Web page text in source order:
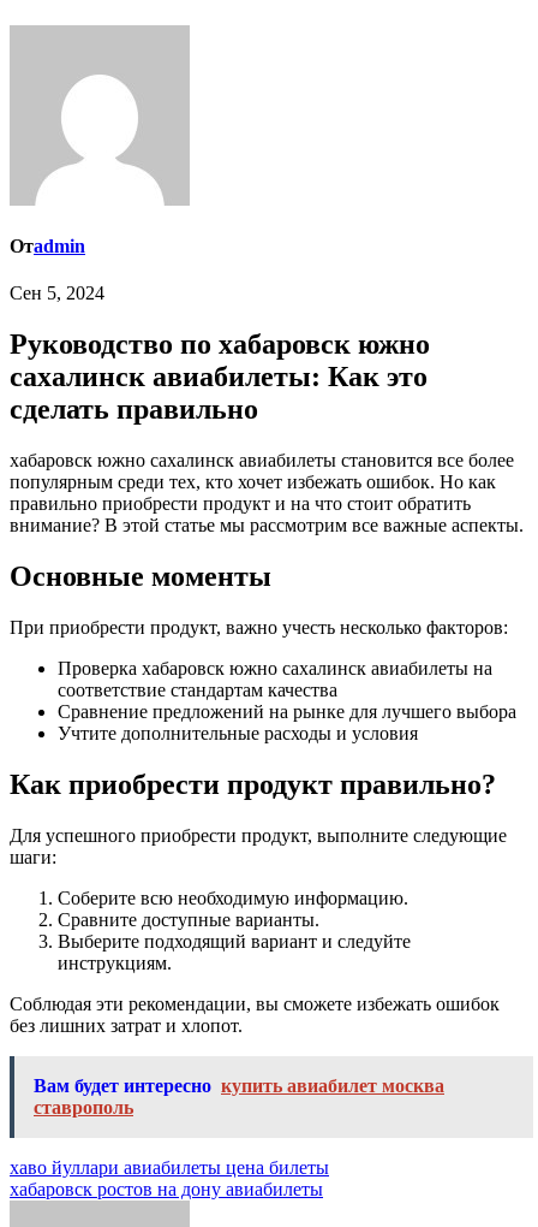
Отadmin
Сен 5, 2024
Руководство по хабаровск южно
сахалинск авиабилеты: Как это
сделать правильно
хабаровск южно сахалинск авиабилеты становится все более
популярным среди тех, кто хочет избежать ошибок. Но как
правильно приобрести продукт и на что стоит обратить
внимание? В этой статье мы рассмотрим все важные аспекты.
Основные моменты
При приобрести продукт, важно учесть несколько факторов:
Проверка хабаровск южно сахалинск авиабилеты на
соответствие стандартам качества
Сравнение предложений на рынке для лучшего выбора
Учтите дополнительные расходы и условия
Как приобрести продукт правильно?
Для успешного приобрести продукт, выполните следующие
шаги:
Соберите всю необходимую информацию.
Сравните доступные варианты.
Выберите подходящий вариант и следуйте
инструкциям.
Соблюдая эти рекомендации, вы сможете избежать ошибок
без лишних затрат и хлопот.
Вам будет интересно купить авиабилет москва
ставрополь
Навигация
по
хаво йуллари авиабилеты цена билеты
хабаровск ростов на дону авиабилеты